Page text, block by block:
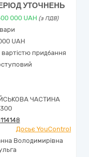
УТОЧНЕНЬ
000 UAH (з ПДВ)
UAH
вартістю придбання
ЧАСТИНА
Досьє YouControl
Володимирівна